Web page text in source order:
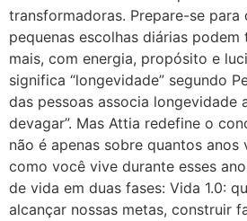
transformadoras. Prepare-se para
pequenas escolhas diárias
mais, com energia, propósito e
significa “longevidade” segundo
das pessoas associa longevidade
devagar”. Mas Attia redefine o
não é apenas sobre quantos anos
como você vive durante esses
de vida em duas fases: Vida 1.0:
alcançar nossas metas, construir